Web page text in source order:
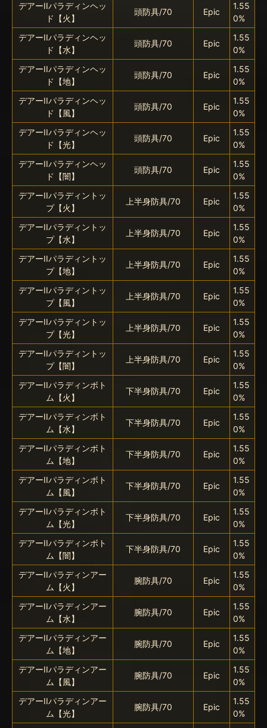
デアーIIパラディンヘッ
ド【火】
頭防具/70 Epic
1.55
0%
デアーIIパラディンヘッ
ド【水】
頭防具/70 Epic
1.55
0%
デアーIIパラディンヘッ
ド【地】
頭防具/70 Epic
1.55
0%
デアーIIパラディンヘッ
ド【風】
頭防具/70 Epic
1.55
0%
デアーIIパラディンヘッ
ド【光】
頭防具/70 Epic
1.55
0%
デアーIIパラディンヘッ
ド【闇】
頭防具/70 Epic
1.55
0%
デアーIIパラディントッ
プ【火】
上半身防具/70 Epic
1.55
0%
デアーIIパラディントッ
プ【水】
上半身防具/70 Epic
1.55
0%
デアーIIパラディントッ
プ【地】
上半身防具/70 Epic
1.55
0%
デアーIIパラディントッ
プ【風】
上半身防具/70 Epic
1.55
0%
デアーIIパラディントッ
プ【光】
上半身防具/70 Epic
1.55
0%
デアーIIパラディントッ
プ【闇】
上半身防具/70 Epic
1.55
0%
デアーIIパラディンボト
ム【火】
下半身防具/70 Epic
1.55
0%
デアーIIパラディンボト
ム【水】
下半身防具/70 Epic
1.55
0%
デアーIIパラディンボト
ム【地】
下半身防具/70 Epic
1.55
0%
デアーIIパラディンボト
ム【風】
下半身防具/70 Epic
1.55
0%
デアーIIパラディンボト
ム【光】
下半身防具/70 Epic
1.55
0%
デアーIIパラディンボト
ム【闇】
下半身防具/70 Epic
1.55
0%
デアーIIパラディンアー
ム【火】
腕防具/70 Epic
1.55
0%
デアーIIパラディンアー
ム【水】
腕防具/70 Epic
1.55
0%
デアーIIパラディンアー
ム【地】
腕防具/70 Epic
1.55
0%
デアーIIパラディンアー
ム【風】
腕防具/70 Epic
1.55
0%
デアーIIパラディンアー
ム【光】
腕防具/70 Epic
1.55
0%